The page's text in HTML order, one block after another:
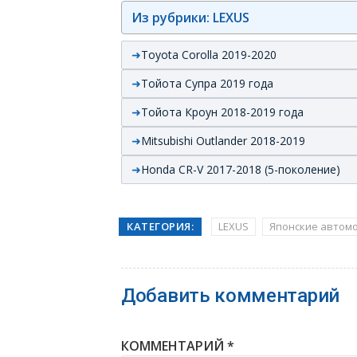
Из рубрики: LEXUS
Toyota Corolla 2019-2020
Тойота Супра 2019 года
Тойота Кроун 2018-2019 года
Mitsubishi Outlander 2018-2019
Honda CR-V 2017-2018 (5-поколение)
КАТЕГОРИЯ: LEXUS Японские
Добавить комментарий
КОММЕНТАРИЙ *